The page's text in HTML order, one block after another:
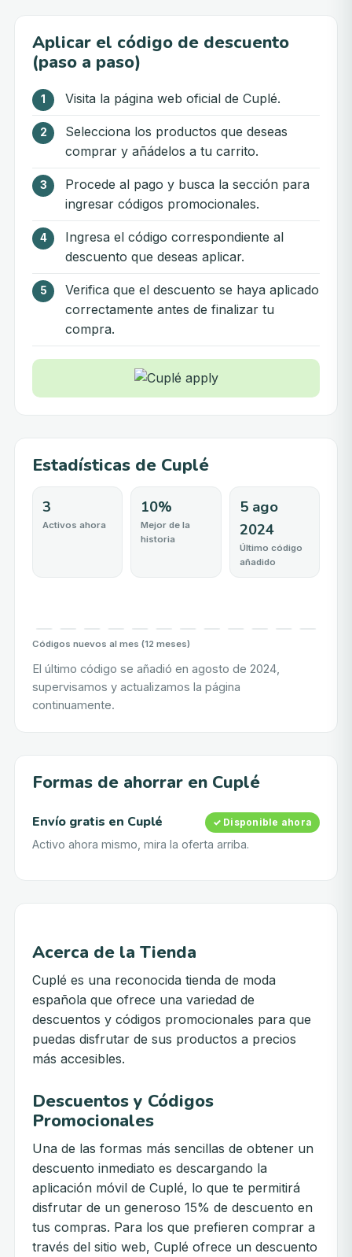
Aplicar el código de descuento
(paso a paso)
Visita la página web oficial de Cuplé.
Selecciona los productos que deseas
comprar y añádelos a tu carrito.
Procede al pago y busca la sección para
ingresar códigos promocionales.
Ingresa el código correspondiente al
descuento que deseas aplicar.
Verifica que el descuento se haya aplicado
correctamente antes de finalizar tu
compra.
Estadísticas de Cuplé
3
Activos ahora
10%
Mejor de la
historia
5 ago
2024
Último código
añadido
Códigos nuevos al mes (12 meses)
El último código se añadió en agosto de 2024,
supervisamos y actualizamos la página
continuamente.
Formas de ahorrar en Cuplé
Envío gratis en Cuplé ✓ Disponible ahora
Activo ahora mismo, mira la oferta arriba.
Acerca de la Tienda
Cuplé es una reconocida tienda de moda
española que ofrece una variedad de
descuentos y códigos promocionales para que
puedas disfrutar de sus productos a precios
más accesibles.
Descuentos y Códigos
Promocionales
Una de las formas más sencillas de obtener un
descuento inmediato es descargando la
aplicación móvil de Cuplé, lo que te permitirá
disfrutar de un generoso 15% de descuento en
tus compras. Para los que prefieren comprar a
través del sitio web, Cuplé ofrece un descuento